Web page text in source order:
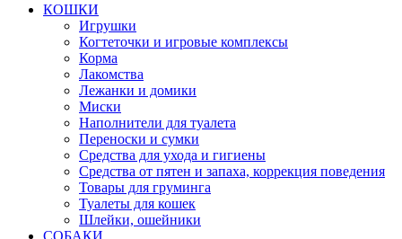
КОШКИ
Игрушки
Когтеточки и игровые комплексы
Корма
Лакомства
Лежанки и домики
Миски
Наполнители для туалета
Переноски и сумки
Средства для ухода и гигиены
Средства от пятен и запаха, коррекция поведения
Товары для груминга
Туалеты для кошек
Шлейки, ошейники
СОБАКИ